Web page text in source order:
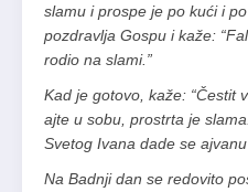
slamu i prospe je po kući i
pozdravlja Gospu i kaže:
rodio na slami.”
Kad je gotovo, kaže: “Čestit
ajte u sobu, prostrta je
Svetog Ivana dade se
Na Badnji dan se redovito